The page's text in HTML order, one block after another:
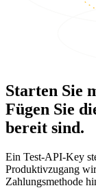
Starten Sie
Fügen Sie
bereit sind.
Ein Test-API-Key
Produktivzugang
Zahlungsmethode